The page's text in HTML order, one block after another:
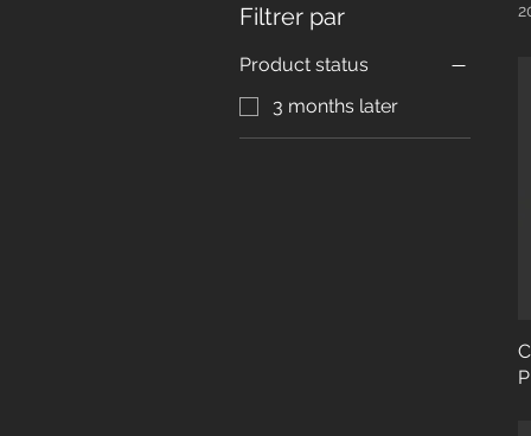
Filtrer par
Product status
3 months later